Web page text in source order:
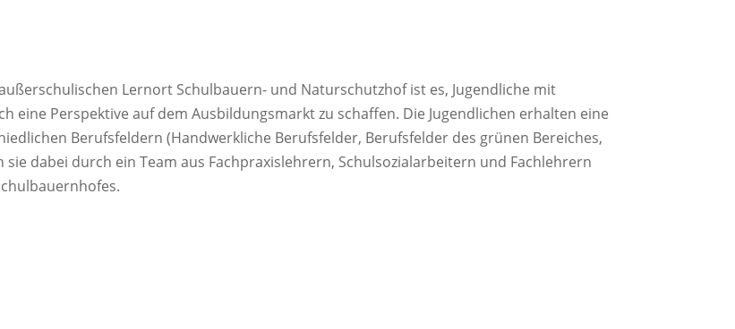
Lernort Schulbauern- und Naturschutzhof ist es, Jugendliche mit
eine Perspektive auf dem Ausbildungsmarkt zu schaffen. Die Jugendlichen erhalten eine
Berufsfeldern (Handwerkliche Berufsfelder, Berufsfelder des grünen Bereiches,
dabei durch ein Team aus Fachpraxislehrern, Schulsozialarbeitern und Fachlehrern